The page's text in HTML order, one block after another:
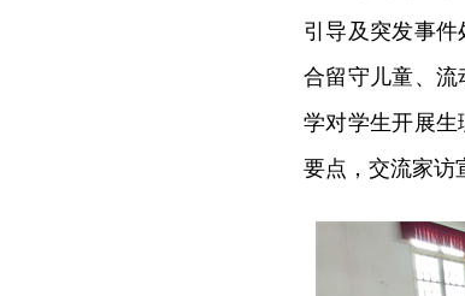
引导及突发事
合留守儿童、
学对学生开展生
要点，交流家访